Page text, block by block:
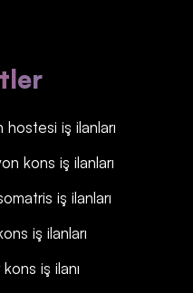
iş ilanları
kons iş ilanları
iş ilanları
iş ilanları
iş ilanı